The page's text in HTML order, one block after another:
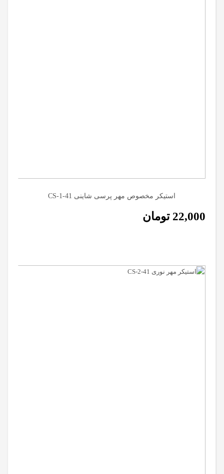
استیکر مخصوص مهر پرسی شاینی CS-1-41
22,000 تومان